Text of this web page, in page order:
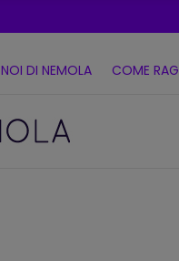
NOI DI NEMOLA COME